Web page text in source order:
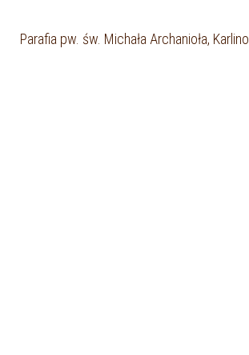
Parafia pw. św. Michała Archanioła, Karlino